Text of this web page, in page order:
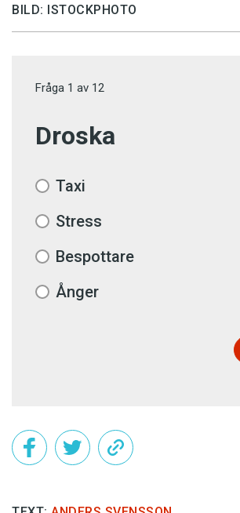
BILD: ISTOCKPHOTO
Fråga 1 av 12
Droska
Taxi
Stress
Bespottare
Ånger